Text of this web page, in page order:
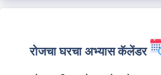
रोजचा घरचा अभ्यास कॅलेंडर